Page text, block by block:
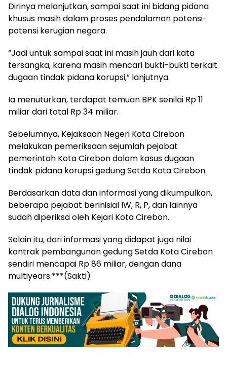
Dirinya melanjutkan, sampai saat ini bidang pidana
khusus masih dalam proses pendalaman potensi-
potensi kerugian negara.
“Jadi untuk sampai saat ini masih jauh dari kata
tersangka, karena masih mencari bukti-bukti terkait
dugaan tindak pidana korupsi,” lanjutnya.
Ia menuturkan, terdapat temuan BPK senilai Rp 11
miliar dari total Rp 34 miliar.
Sebelumnya, Kejaksaan Negeri Kota Cirebon
melakukan pemeriksaan sejumlah pejabat
pemerintah Kota Cirebon dalam kasus dugaan
tindak pidana korupsi gedung Setda Kota Cirebon.
Berdasarkan data dan informasi yang dikumpulkan,
beberapa pejabat berinisial IW, R, P, dan lainnya
sudah diperiksa oleh Kejari Kota Cirebon.
Selain itu, dari informasi yang didapat juga nilai
kontrak pembangunan gedung Setda Kota Cirebon
sendiri mencapai Rp 86 miliar, dengan dana
multiyears.***(Sakti)